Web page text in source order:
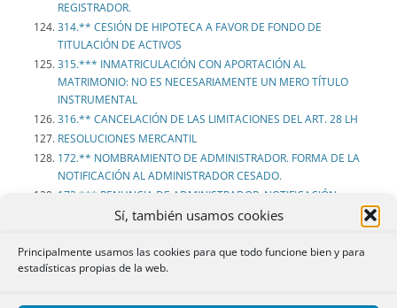
Sí, también usamos cookies
Principalmente usamos las cookies para que todo funcione bien y para
estadísticas propias de la web.
REGISTRADOR.
314.** CESIÓN DE HIPOTECA A FAVOR DE FONDO DE
TITULACIÓN DE ACTIVOS
315.*** INMATRICULACIÓN CON APORTACIÓN AL
MATRIMONIO: NO ES NECESARIAMENTE UN MERO TÍTULO
INSTRUMENTAL
316.** CANCELACIÓN DE LAS LIMITACIONES DEL ART. 28 LH
RESOLUCIONES MERCANTIL
172.** NOMBRAMIENTO DE ADMINISTRADOR. FORMA DE LA
NOTIFICACIÓN AL ADMINISTRADOR CESADO.
173.*** RENUNCIA DE ADMINISTRADOR. NOTIFICACIÓN
SOCIEDAD. CAMBIO DE DOMICILIO. TRACTO SUCESIVO EN EL
177.** NOMBRAMIENTO DE ADMINISTRADOR. FORMA DE
NOTIFICACIÓN AL ADMINISTRADOR CESADO.